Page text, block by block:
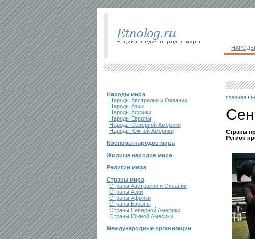
Народы мира
Народы Австралии и Океании
Народы Азии
Народы Африки
Народы Европы
Народы Северной Америки
Народы Южной Америки
Костюмы народов мира
Жилища народов мира
Религии мира
Страны мира
Страны Австралии и Океании
Страны Азии
Страны Африки
Страны Европы
Страны Северной Америки
Страны Южной Америки
Международные организации
главная/
Страны
Регион